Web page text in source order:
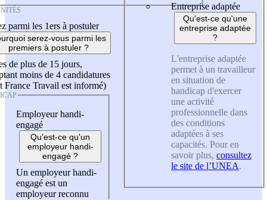
parmi les 1ers à postuler
serez-vous parmi les
premiers à postuler ?
de plus de 15 jours,
moins de 4 candidatures
France Travail est informé)
Employeur handi-
engagé
Qu'est-ce qu'un
employeur handi-
engagé ?
Un employeur handi-
engagé est un
employeur reconnu
Entreprise adaptée
Qu'est-ce qu'une
entreprise adaptée
?
L'entreprise adaptée
permet à un travailleur
en situation de
handicap d'exercer
une activité
professionnelle dans
des conditions
adaptées à ses
capacités. Pour en
savoir plus, consultez
le site de l’UNEA.